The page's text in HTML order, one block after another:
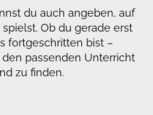
du auch angeben, auf
Ob du gerade erst
fortgeschritten bist –
den passenden Unterricht
zu finden.